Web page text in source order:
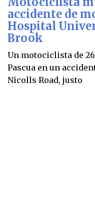
accidente de
Hospital
Brook
Un motociclista de
Pascua en un
Nicolls Road, justo